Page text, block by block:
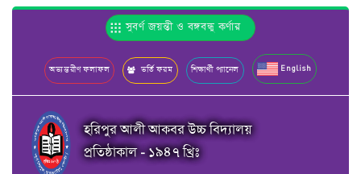
সুবর্ণ জয়ন্তী ও বঙ্গবন্ধু কর্ণার
অভ্যন্তরীণ ফলাফল ভর্তি ফরম শিক্ষার্থী প্যানেল English
হরিপুর আলী আকবর উচ্চ বিদ্যালয়
প্রতিষ্ঠাকাল - ১৯৪৭ খ্রিঃ